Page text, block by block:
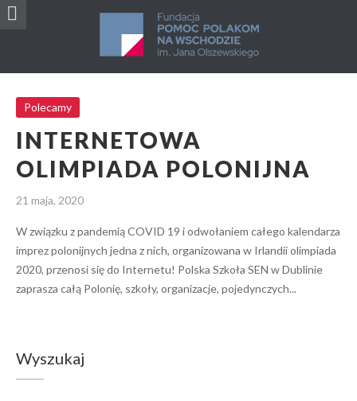
INTERNETOWA OLIMPIADA POLONIJNA
Polecamy
INTERNETOWA
OLIMPIADA POLONIJNA
21 maja, 2020
W związku z pandemią COVID 19 i odwołaniem całego kalendarza
imprez polonijnych jedna z nich, organizowana w Irlandii olimpiada
2020, przenosi się do Internetu! Polska Szkoła SEN w Dublinie
zaprasza całą Polonię, szkoły, organizacje, pojedynczych...
Wyszukaj